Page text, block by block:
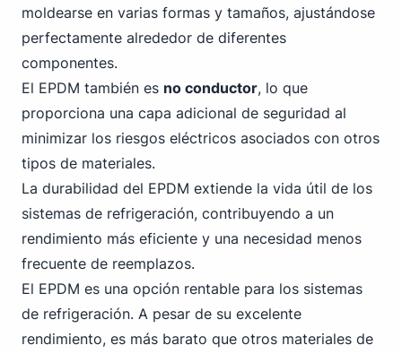
moldearse en varias formas y tamaños, ajustándose
perfectamente alrededor de diferentes
componentes.
El EPDM también es no conductor, lo que
proporciona una capa adicional de seguridad al
minimizar los riesgos eléctricos asociados con otros
tipos de materiales.
La durabilidad del EPDM extiende la vida útil de los
sistemas de refrigeración, contribuyendo a un
rendimiento más eficiente y una necesidad menos
frecuente de reemplazos.
El EPDM es una opción rentable para los sistemas
de refrigeración. A pesar de su excelente
rendimiento, es más barato que otros materiales de